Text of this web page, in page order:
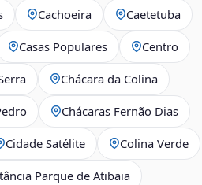
Cachoeira Caetetuba
Casas Populares Centro
Chácara da Colina
Chácaras Fernão Dias
Cidade Satélite Colina Verde
Parque de Atibaia